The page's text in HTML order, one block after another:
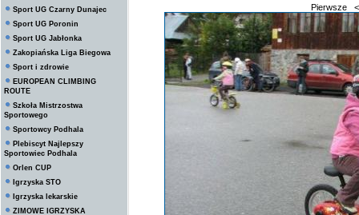
Sport UG Czarny Dunajec
Sport UG Poronin
Sport UG Jabłonka
Zakopiańska Liga Biegowa
Sport i zdrowie
EUROPEAN CLIMBING
ROUTE
Szkoła Mistrzostwa
Sportowego
Sportowcy Podhala
Plebiscyt Najlepszy
Sportowiec Podhala
Orlen CUP
Igrzyska STO
Igrzyska lekarskie
ZIMOWE IGRZYSKA
Pierwsze